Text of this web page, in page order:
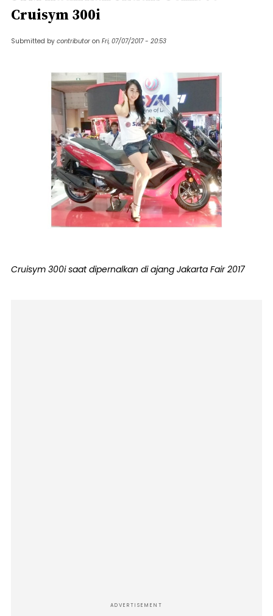
Cruisym 300i
Submitted by contributor on Fri, 07/07/2017 - 20:53
Cruisym 300i saat dipernalkan di ajang Jakarta Fair 2017
ADVERTISEMENT